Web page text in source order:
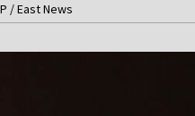
/ East News